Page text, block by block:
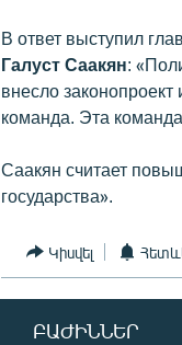
В ответ выступил
Галуст Саакян:
внесло законопроект
команда. Эта
Саакян считает
государства».
Կիսվել
ԲԱԺԻՆՆԵՐ